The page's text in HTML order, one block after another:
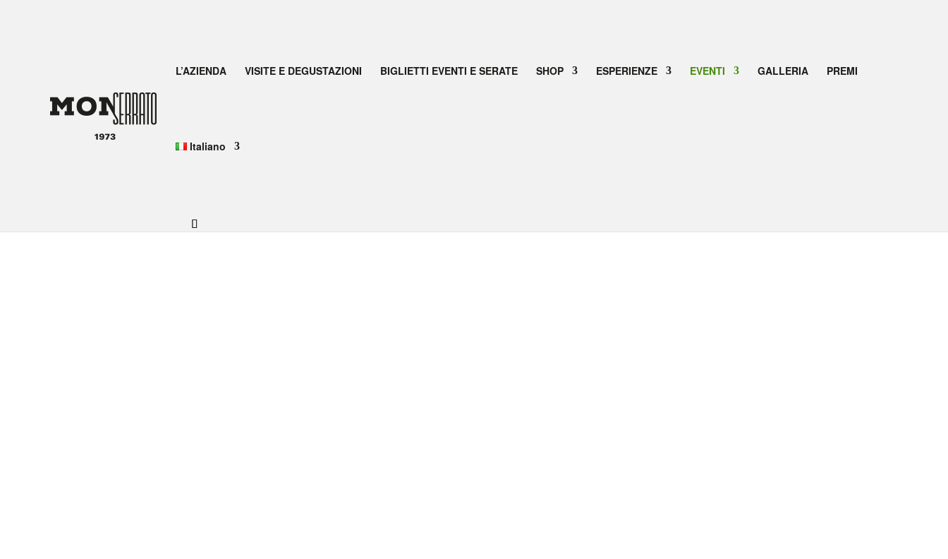
L’AZIENDA VISITE E DEGUSTAZIONI BIGLIETTI EVENTI E SERATE SHOP ESPERIENZE EVENTI GALLERIA PREMI
Italiano